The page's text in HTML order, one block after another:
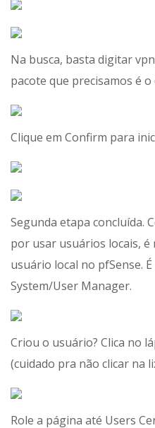
Na busca, basta digitar
pacote que precisamos é
Clique em Confirm para
Segunda etapa concluída.
por usar usuários locais, é
usuário local no pfSense.
System/User Manager.
Criou o usuário? Clica no
(cuidado pra não clicar na
Role a página até Users